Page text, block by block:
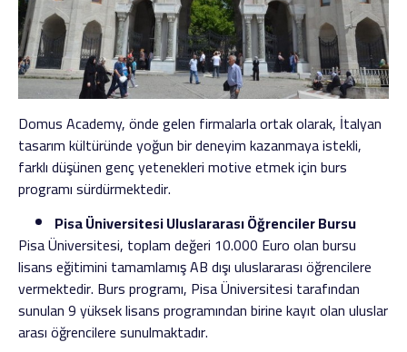
Domus Academy, önde gelen firmalarla ortak olarak, İtalyan
tasarım kültüründe yoğun bir deneyim kazanmaya istekli,
farklı düşünen genç yetenekleri motive etmek için burs
programı sürdürmektedir.
Pisa Üniversitesi Uluslararası Öğrenciler Bursu
Pisa Üniversitesi, toplam değeri 10.000 Euro olan bursu
lisans eğitimini tamamlamış AB dışı uluslararası öğrencilere
vermektedir. Burs programı, Pisa Üniversitesi tarafından
sunulan 9 yüksek lisans programından birine kayıt olan uluslar
arası öğrencilere sunulmaktadır.